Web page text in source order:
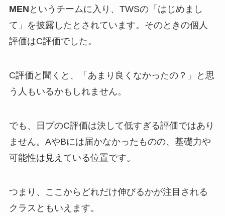
MEN というチームに入り、TWSの「はじめまし
て」を披露したとされています。そのときの個人
評価はC評価でした。
C評価と聞くと、「あまり良くなかったの？」と思
う人もいるかもしれません。
でも、日プのC評価は決して低すぎる評価ではあり
ません。AやBには届かなかったものの、基礎力や
可能性は見えている位置です。
つまり、ここからどれだけ伸びるかが注目される
クラスともいえます。